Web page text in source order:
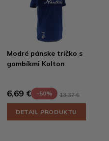
Modré pánske tričko s
gombíkmi Kolton
6,69 € -50% 13,37 €
DETAIL PRODUKTU